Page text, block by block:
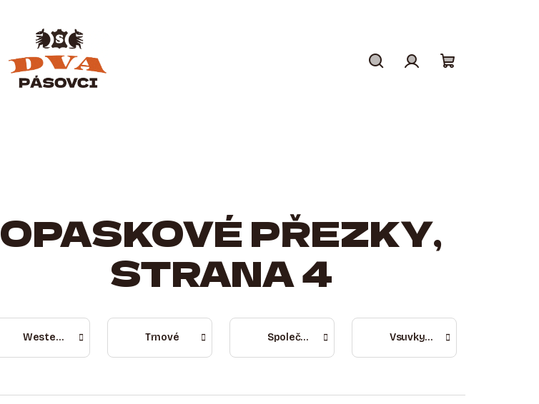
OPASKOVÉ PŘEZKY,
STRANA 4
Westernové přezky Trnové Společenské Vsuvky k přezkám